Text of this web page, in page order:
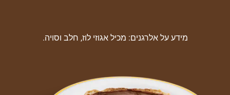
מידע על אלרגנים: מכיל אגוזי לוז, חלב וסויה.